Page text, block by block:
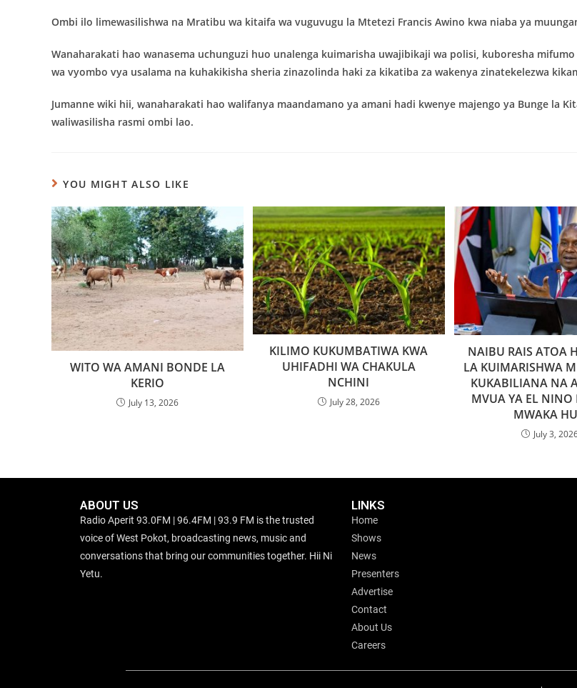
Ombi ilo limewasilishwa na Mratibu wa kitaifa wa vuguvugu la Mtetezi Francis Awino kwa niaba ya
Wanaharakati hao wanasema uchunguzi huo unalenga kuimarisha uwajibikaji wa polisi, kuboresha
wa vyombo vya usalama na kuhakikisha sheria zinazolinda haki za kikatiba za wakenya zinatekelezwa
Jumanne wiki hii, wanaharakati hao walifanya maandamano ya amani hadi kwenye majengo ya Bunge la
waliwasilisha rasmi ombi lao.
YOU MIGHT ALSO LIKE
WITO WA AMANI BONDE LA
KERIO
July 13, 2026
KILIMO KUKUMBATIWA KWA
UHIFADHI WA CHAKULA
NCHINI
July 28, 2026
NAIBU RAIS ATOA
LA KUIMARISHWA
KUKABILIANA NA
MVUA YA EL NINO
MWAKA
July 3,
ABOUT US
Radio Aperit 93.0FM | 96.4FM | 93.9 FM is the trusted
voice of West Pokot, broadcasting news, music and
conversations that bring our communities together. Hii Ni
Yetu.
LINKS
Home
Shows
News
Presenters
Advertise
Contact
About Us
Careers